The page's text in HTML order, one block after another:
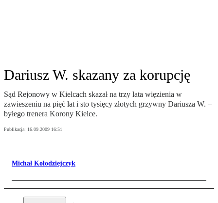
Dariusz W. skazany za korupcję
Sąd Rejonowy w Kielcach skazał na trzy lata więzienia w
zawieszeniu na pięć lat i sto tysięcy złotych grzywny Dariusza W. –
byłego trenera Korony Kielce.
Publikacja: 16.09.2009 16:51
Michał Kołodziejczyk